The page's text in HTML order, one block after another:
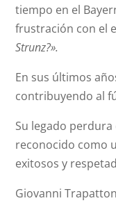
tiempo en el
frustración con el
Strunz?».
En sus últimos
contribuyendo al
Su legado
reconocido como
exitosos y
Giovanni